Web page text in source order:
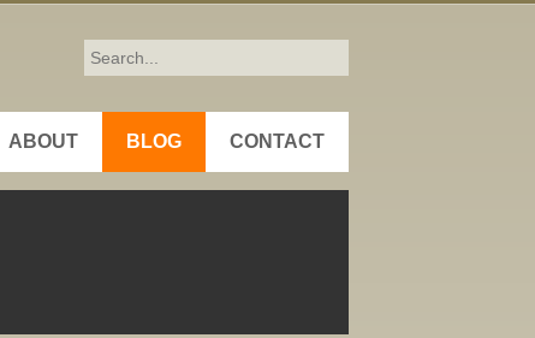
ABOUT BLOG CONTACT